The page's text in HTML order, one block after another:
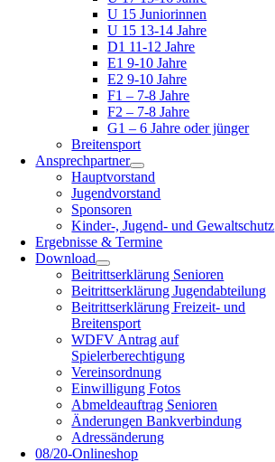
U 15 Juniorinnen
U 15 13-14 Jahre
D1 11-12 Jahre
E1 9-10 Jahre
E2 9-10 Jahre
F1 – 7-8 Jahre
F2 – 7-8 Jahre
G1 – 6 Jahre oder jünger
Breitensport
Ansprechpartner
Hauptvorstand
Jugendvorstand
Sponsoren
Kinder-, Jugend- und Gewaltschutz
Ergebnisse & Termine
Download
Beitrittserklärung Senioren
Beitrittserklärung Jugendabteilung
Beitrittserklärung Freizeit- und
Breitensport
WDFV Antrag auf
Spielerberechtigung
Vereinsordnung
Einwilligung Fotos
Abmeldeauftrag Senioren
Änderungen Bankverbindung
Adressänderung
08/20-Onlineshop